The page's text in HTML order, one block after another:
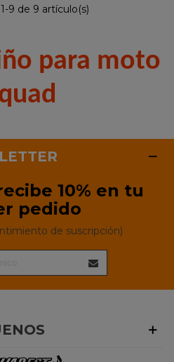
9 de 9 artículo(s)
para moto
10% en tu
pedido
de suscripción)